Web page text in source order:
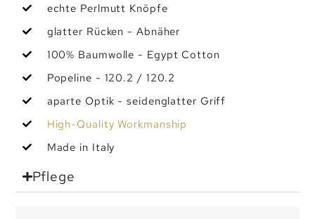
echte Perlmutt Knöpfe
glatter Rücken - Abnäher
100% Baumwolle - Egypt Cotton
Popeline - 120.2 / 120.2
aparte Optik - seidenglatter Griff
High-Quality Workmanship
Made in Italy
Pflege